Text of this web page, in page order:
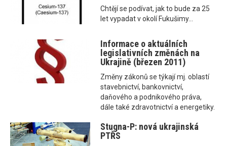
Chtějí se podívat, jak to bude za 25
let vypadat v okolí Fukušimy...
Informace o aktuálních
legislativních změnách na
Ukrajině (březen 2011)
Změny zákonů se týkají mj. oblastí
stavebnictví, bankovnictví,
daňového a podnikového práva,
dále také zdravotnictví a energetiky.
Stugna-P: nová ukrajinská
PTŘS